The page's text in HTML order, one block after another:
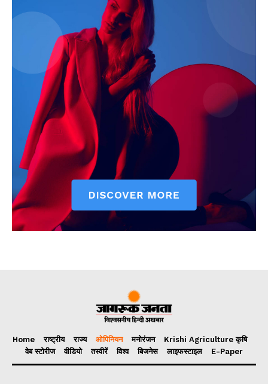
Home राष्ट्रीय राज्य ओपिनियन मनोरंजन
Krishi Agriculture कृषि
वेब स्टोरीज
वीडियो तस्वीरें विश्व बिजनेस लाइफस्टाइल E-Paper